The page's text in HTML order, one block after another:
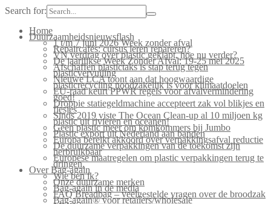
Search for:
Home
Duurzaamheidsnieuwsflash
1 t/m 7 juni 2026 Week zonder afval
Repaircafés: cursus leren repareren?
VN verdrag over plastic geklapt, hoe nu verder?
De jaarlijkse Week Zonder Afval: 19-25 mei 2025
Afschaffen plastictaks is stap terug tegen
plasticvervuiling
Nieuwe LCA toont aan dat hoogwaardige
plasticrecycling noodzakelijk is voor klimaatdoelen
EU-raad keurt PPWR regels voor afvalvermindering
goed!
Droppie statiegeldmachine accepteert zak vol blikjes en
flesjes
Sinds 2019 viste The Ocean Clean-up al 10 miljoen kg
plastic uit rivieren en oceanen!
Geen plastic meer om komkommers bij Jumbo
Plastic export uit Nederland aan banden
Europa bereikt akkoord over verpakkingsafval reductie
De duurzame verpakkingen van de toekomst zijn
herbruikbaar
Europese maatregelen om plastic verpakkingen terug te
dringen.
Over Bag-again
Wie ben ik?
Onze duurzame merken
Bag-again in de media
FAQ Breadbag – veelgestelde vragen over de broodzak
Bag-again® voor retailers/wholesale